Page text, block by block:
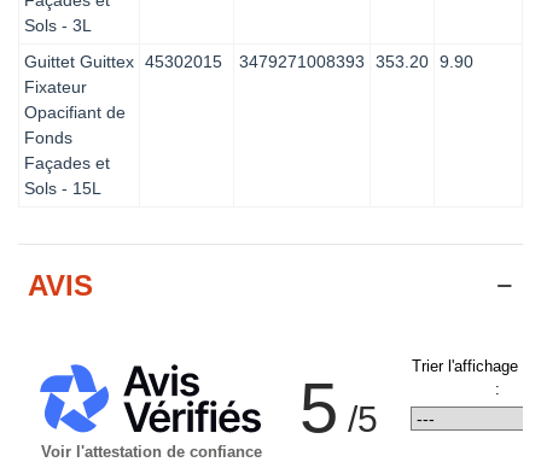
Sols - 3L
Guittet Guittex
Fixateur
Opacifiant de
Fonds
Façades et
Sols - 15L
45302015 3479271008393 353.20 9.90
AVIS
Voir l'attestation de confiance
5 /5
Trier l'affichage
: